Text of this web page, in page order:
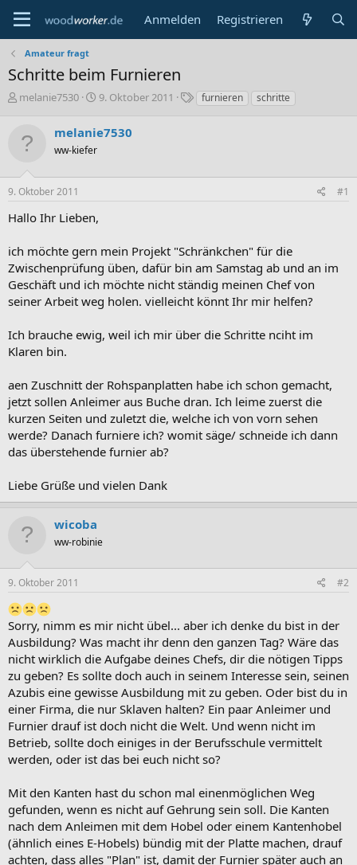
Anmelden Registrieren
Amateur fragt
Schritte beim Furnieren
E
t
l
e
melanie7530
E
t
l
9. Oktober 2011
S
w
furnieren schritte
melanie7530
ww-kiefer
9. Oktober 2011 #1
Hallo Ihr Lieben,
ich möchte gern mein Projekt "Schränkchen" für die
Zwischenprüfung üben, dafür bin am Samstag ab und an im
Geschäft und ich möchte nicht ständig meinen Chef von
seiner Arbeit weg holen. vielleicht könnt Ihr mir helfen?
Ich brauche ewig, weil ich mir über die Schritte nciht im
Klaren bin.
aen Zuschnitt der Rohspanplatten habe ich schon gemacht,
jetzt sollen Anleimer aus Buche dran. Ich leime zuerst die
kurzen Seiten und zuletzt die, welche ich von vorn sehen
werde? Danach furniere ich? womit säge/ schneide ich dann
das überstehende furnier ab?
Liebe Grüße und vielen Dank
wicoba
ww-robinie
9. Oktober 2011 #2
Sorry, nimm es mir nicht übel... aber ich denke du bist in der
Ausbildung? Was macht ihr denn den ganzen Tag? Wäre das
nicht wirklich die Aufgabe deines Chefs, dir die nötigen Tipps
zu geben? Es sollte doch auch in seinem Interesse sein, seinen
Azubis eine gewisse Ausbildung mit zu geben. Oder bist du in
einer Firma, die nur Sklaven halten? Ein paar Anleimer und
Furnier drauf ist doch nicht die Welt. Und wenn nicht im
Betrieb, sollte doch einiges in der Berufsschule vermittelt
werden, oder ist das bei euch nicht so?
Mit den Kanten hast du schon mal einenmöglichen Weg
gefunden, wenn es nicht auf Gehrung sein soll. Die Kanten
nach dem Anleimen mit dem Hobel oder einem Kantenhobel
(ähnlich eines E-Hobels) bündig mit der Platte machen, drauf
achten, dass alles "Plan" ist, damit der Furnier später auch an